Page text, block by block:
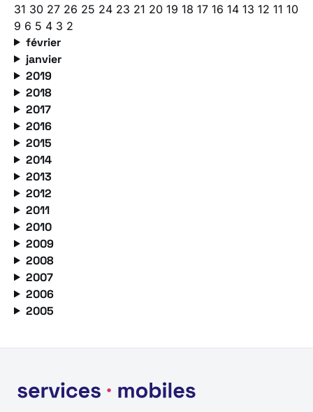
31 30 27 26 25 24 23 21 20 19 18 17 16 14 13 12 11 10
9 6 5 4 3 2
février
janvier
2019
2018
2017
2016
2015
2014
2013
2012
2011
2010
2009
2008
2007
2006
2005